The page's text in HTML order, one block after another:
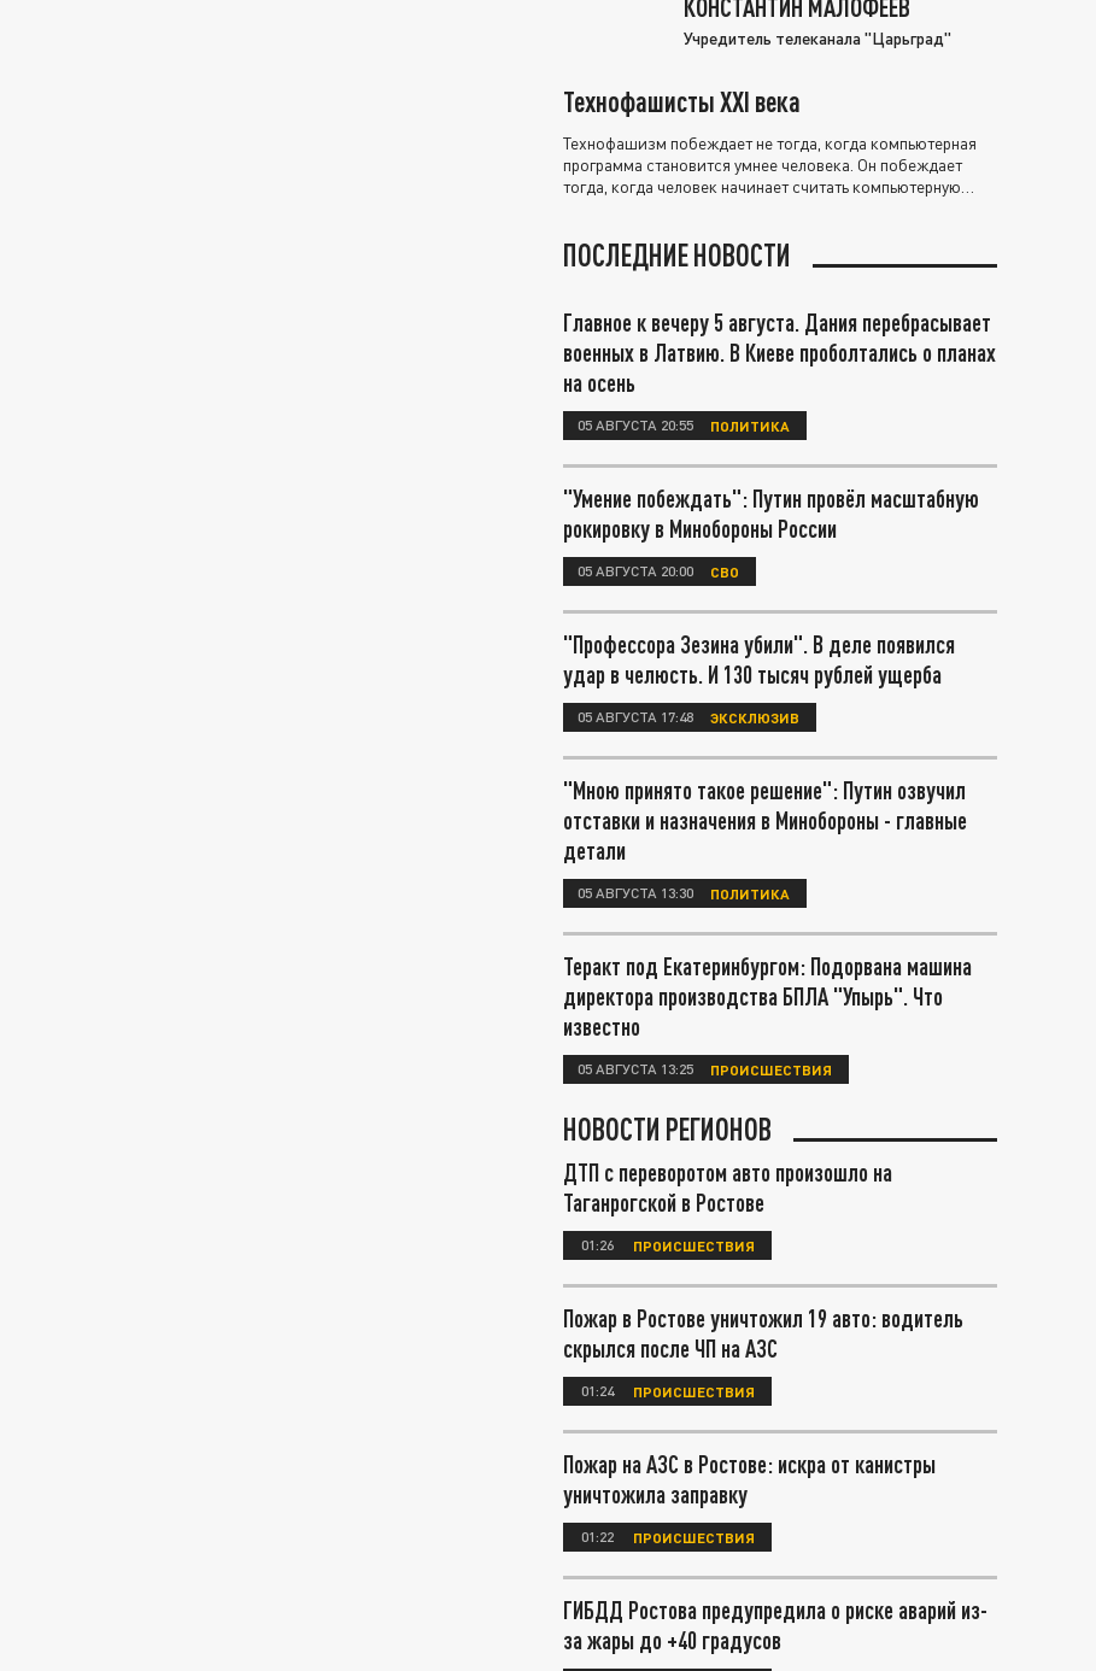
КОНСТАНТИН МАЛОФЕЕВ
Учредитель телеканала "Царьград"
Технофашисты XXI века
Технофашизм побеждает не тогда, когда компьютерная
программа становится умнее человека. Он побеждает
тогда, когда человек начинает считать компьютерную
ПОСЛЕДНИЕ НОВОСТИ
Главное к вечеру 5 августа. Дания перебрасывает
военных в Латвию. В Киеве проболтались о планах
на осень
05 АВГУСТА 20:55 ПОЛИТИКА
"Умение побеждать": Путин провёл масштабную
рокировку в Минобороны России
05 АВГУСТА 20:00 СВО
"Профессора Зезина убили". В деле появился
удар в челюсть. И 130 тысяч рублей ущерба
05 АВГУСТА 17:48 ЭКСКЛЮЗИВ
"Мною принято такое решение": Путин озвучил
отставки и назначения в Минобороны - главные
детали
05 АВГУСТА 13:30 ПОЛИТИКА
Теракт под Екатеринбургом: Подорвана машина
директора производства БПЛА "Упырь". Что
известно
05 АВГУСТА 13:25 ПРОИСШЕСТВИЯ
НОВОСТИ РЕГИОНОВ
ДТП с переворотом авто произошло на
Таганрогской в Ростове
01:26 ПРОИСШЕСТВИЯ
Пожар в Ростове уничтожил 19 авто: водитель
скрылся после ЧП на АЗС
01:24 ПРОИСШЕСТВИЯ
Пожар на АЗС в Ростове: искра от канистры
уничтожила заправку
01:22 ПРОИСШЕСТВИЯ
ГИБДД Ростова предупредила о риске аварий из-
за жары до +40 градусов